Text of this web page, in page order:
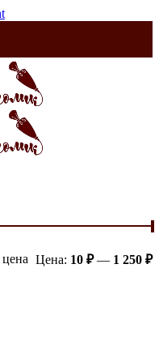
Цена: 10 ₽— 1 250 ₽